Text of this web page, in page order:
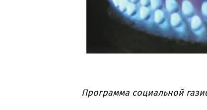
Программа социальной